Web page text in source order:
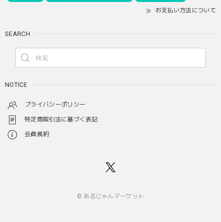
お支払い方法について
SEARCH
NOTICE
プライバシーポリシー
特定商取引法に基づく表記
会員規約
© あるじゃんマーケット